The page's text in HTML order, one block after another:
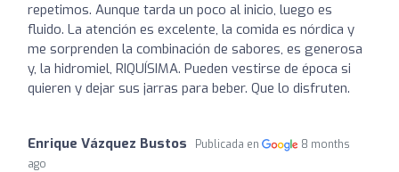
repetimos. Aunque tarda un poco al inicio, luego es
fluido. La atención es excelente, la comida es nórdica y
me sorprenden la combinación de sabores, es generosa
y, la hidromiel, RIQUÍSIMA. Pueden vestirse de época si
quieren y dejar sus jarras para beber. Que lo disfruten.
Enrique Vázquez Bustos Publicada en
8 months
ago